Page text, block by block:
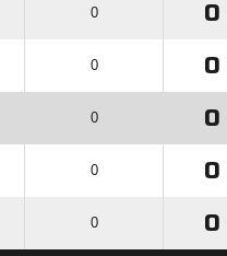
0 0
0 0
0 0
0 0
0 0